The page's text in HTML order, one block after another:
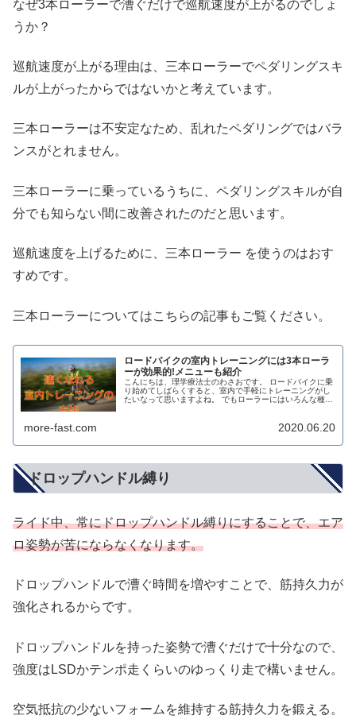
なぜ3本ローラーで漕ぐだけで巡航速度が上がるのでしょ
うか？
巡航速度が上がる理由は、三本ローラーでペダリングスキ
ルが上がったからではないかと考えています。
三本ローラーは不安定なため、乱れたペダリングではバラ
ンスがとれません。
三本ローラーに乗っているうちに、ペダリングスキルが自
分でも知らない間に改善されたのだと思います。
巡航速度を上げるために、三本ローラー を使うのはおす
すめです。
三本ローラーについてはこちらの記事もご覧ください。
ロードバイクの室内トレーニングには3本ローラ
ーが効果的!メニューも紹介
こんにちは、理学療法士のわさおです。 ロードバイクに乗
り始めてしばらくすると、室内で手軽にトレーニングがし
たいなって思いますよね。 でもローラーにはいろんな種類
more-fast.com 2020.06.20
ドロップハンドル縛り
ライド中、常にドロップハンドル縛りにすることで、エア
ロ姿勢が苦にならなくなります。
ドロップハンドルで漕ぐ時間を増やすことで、筋持久力が
強化されるからです。
ドロップハンドルを持った姿勢で漕ぐだけで十分なので、
強度はLSDかテンポ走くらいのゆっくり走で構いません。
空気抵抗の少ないフォームを維持する筋持久力を鍛える。